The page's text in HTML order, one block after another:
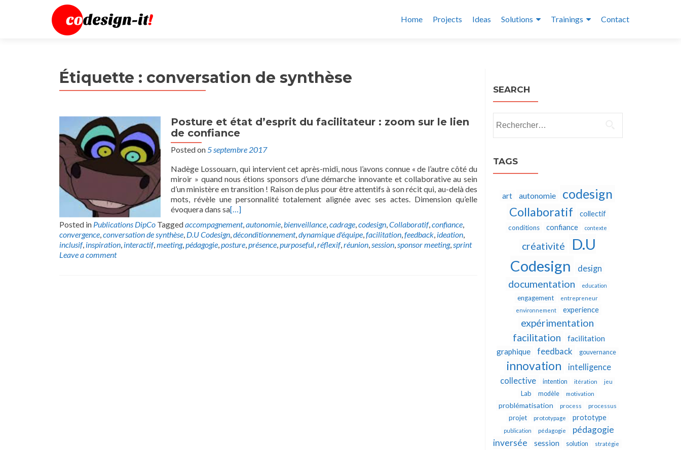
Home Projects Ideas Solutions Trainings Contact
Étiquette : conversation de synthèse
Posture et état d’esprit du facilitateur : zoom sur le lien
de confiance
Posted on5 septembre 2017
Nadège Lossouarn, qui intervient cet après-midi, nous l’avons connue « de l’autre côté du
miroir » quand nous étions sponsors d’une démarche innovante et collaborative au sein
d’un ministère en transition ! Raison de plus pour être attentifs à son récit qui, au-delà des
mots, révèle une personnalité totalement alignée avec ses actes. Dimension qu’elle
évoquera dans sa[…]
Posted in Publications DipCo Taggedaccompagnement,autonomie,bienveillance,cadrage,codesign,Collaboratif,confiance,
convergence,conversation de synthèse, D.U Codesign,déconditionnement,dynamique d'équipe,facilitation,feedback, ideation,
inclusif, inspiration, interactif,meeting,pédagogie,posture,présence,purposeful,réflexif,réunion,session,sponsor meeting,sprint
Leave a comment
SEARCH
TAGS
art autonomie codesign
Collaboratif collectif
conditions confiance contexte
créativité
D.U
Codesign
design
documentation education
engagement
entrepreneur
environnement
experience
expérimentation
facilitation
facilitation
graphique
feedback gouvernance
innovation
intelligence
collective
intention itération jeu
Lab modèle motivation
problématisation process processus
projet prototypage prototype
publication pédagogie
pédagogie
inversée
session solution stratégie